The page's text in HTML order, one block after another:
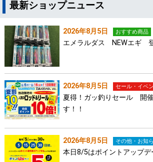
最新ショップニュース
2026年8月5日 おすすめ商品
エメラルダス NEWエギ
2026年8月5日 セール・イベ
夏得！ガッ釣りセール 開
す！！
2026年8月5日 その他・お知
本日8/5はポイントアップデ